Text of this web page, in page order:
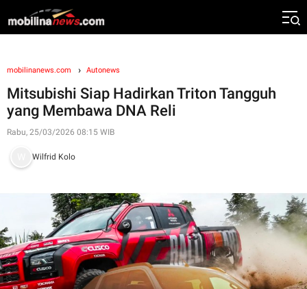
mobilinanews.com Autonews
Mitsubishi Siap Hadirkan Triton Tangguh
yang Membawa DNA Reli
Rabu, 25/03/2026 08:15 WIB
Wilfrid Kolo